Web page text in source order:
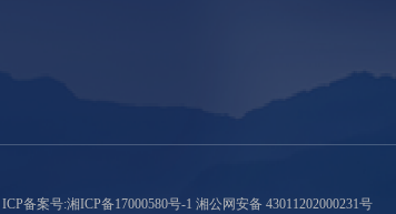
ICP备案号:湘ICP备17000580号-1 湘公网安备 43011202000231号